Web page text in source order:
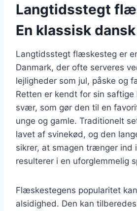
Langtidsstegt
En klassisk
Langtidsstegt flæskesteg er
Danmark, der ofte serveres
lejligheder som jul, påske og
Retten er kendt for sin saftige
svær, som gør den til en
unge og gamle. Traditionelt
lavet af svinekød, og den
sikrer, at smagen trænger ind
resulterer i en uforglemmelig
Flæskestegens popularitet
alsidighed. Den kan